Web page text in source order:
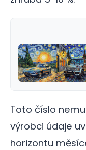
Toto číslo
výrobci údaje
horizontu